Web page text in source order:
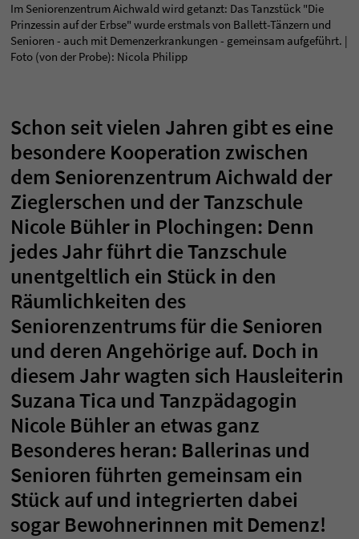
Im Seniorenzentrum Aichwald wird getanzt: Das Tanzstück "Die
Prinzessin auf der Erbse" wurde erstmals von Ballett-Tänzern und
Senioren - auch mit Demenzerkrankungen - gemeinsam aufgeführt. |
Foto (von der Probe): Nicola Philipp
Schon seit vielen Jahren gibt es eine
besondere Kooperation zwischen
dem Seniorenzentrum Aichwald der
Zieglerschen und der Tanzschule
Nicole Bühler in Plochingen: Denn
jedes Jahr führt die Tanzschule
unentgeltlich ein Stück in den
Räumlichkeiten des
Seniorenzentrums für die Senioren
und deren Angehörige auf. Doch in
diesem Jahr wagten sich Hausleiterin
Suzana Tica und Tanzpädagogin
Nicole Bühler an etwas ganz
Besonderes heran: Ballerinas und
Senioren führten gemeinsam ein
Stück auf und integrierten dabei
sogar Bewohnerinnen mit Demenz!